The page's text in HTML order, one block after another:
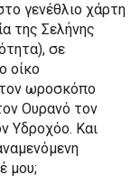
γενέθλιο χάρτη
της Σελήνης
σε
οίκο
ωροσκόπο
Ουρανό τον
Υδροχόο. Και
μου;